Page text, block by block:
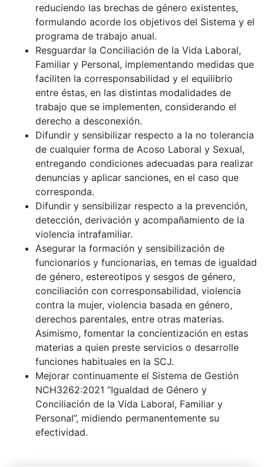
reduciendo las brechas de género existentes,
formulando acorde los objetivos del Sistema y el
programa de trabajo anual.
Resguardar la Conciliación de la Vida Laboral,
Familiar y Personal, implementando medidas que
faciliten la corresponsabilidad y el equilibrio
entre éstas, en las distintas modalidades de
trabajo que se implementen, considerando el
derecho a desconexión.
Difundir y sensibilizar respecto a la no tolerancia
de cualquier forma de Acoso Laboral y Sexual,
entregando condiciones adecuadas para realizar
denuncias y aplicar sanciones, en el caso que
corresponda.
Difundir y sensibilizar respecto a la prevención,
detección, derivación y acompañamiento de la
violencia intrafamiliar.
Asegurar la formación y sensibilización de
funcionarios y funcionarias, en temas de igualdad
de género, estereotipos y sesgos de género,
conciliación con corresponsabilidad, violencia
contra la mujer, violencia basada en género,
derechos parentales, entre otras materias.
Asimismo, fomentar la concientización en estas
materias a quien preste servicios o desarrolle
funciones habituales en la SCJ.
Mejorar continuamente el Sistema de Gestión
NCH3262:2021 “Igualdad de Género y
Conciliación de la Vida Laboral, Familiar y
Personal”, midiendo permanentemente su
efectividad.